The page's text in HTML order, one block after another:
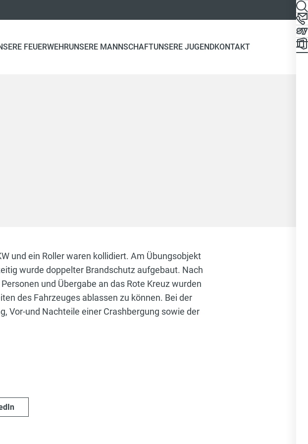
FEUERWEHRUNSERE MANNSCHAFTUNSERE JUGENDKONTAKT
und ein Roller waren kollidiert. Am Übungsobjekt
wurde doppelter Brandschutz aufgebaut. Nach
und Übergabe an das Rote Kreuz wurden
des Fahrzeuges ablassen zu können. Bei der
Vor-und Nachteile einer Crashbergung sowie der